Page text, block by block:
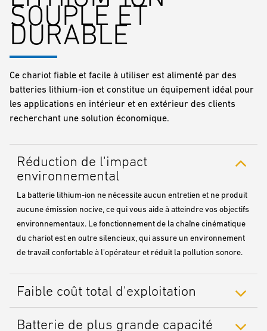
SOUPLE ET
DURABLE
Ce chariot fiable et facile à utiliser est alimenté par des
batteries lithium-ion et constitue un équipement idéal pour
les applications en intérieur et en extérieur des clients
recherchant une solution économique.
Réduction de l'impact
environnemental
La batterie lithium-ion ne nécessite aucun entretien et ne produit
aucune émission nocive, ce qui vous aide à atteindre vos objectifs
environnementaux. Le fonctionnement de la chaîne cinématique
du chariot est en outre silencieux, qui assure un environnement
de travail confortable à l'opérateur et réduit la pollution sonore.
Faible coût total d'exploitation
Batterie de plus grande capacité